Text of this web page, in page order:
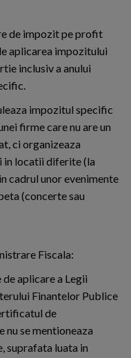
de impozit pe profit
aplicarea impozitului
inclusiv a anului
impozitul specific
firme care nu are un
ci organizeaza
in locatii diferite (la
cadrul unor evenimente
(concerte sau
Fiscala:
aplicare a Legii
Finantelor Publice
de
se mentioneaza
suprafata luata in